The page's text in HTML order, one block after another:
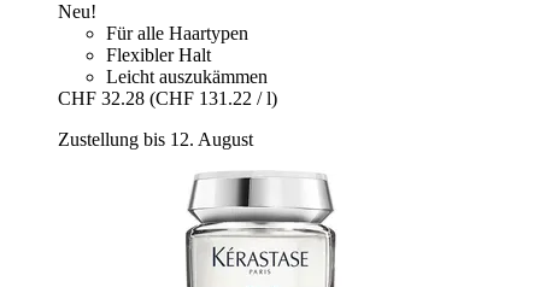
Neu!
Für alle Haartypen
Flexibler Halt
Leicht auszukämmen
CHF 32.28 (CHF 131.22 / l)
Zustellung bis 12. August